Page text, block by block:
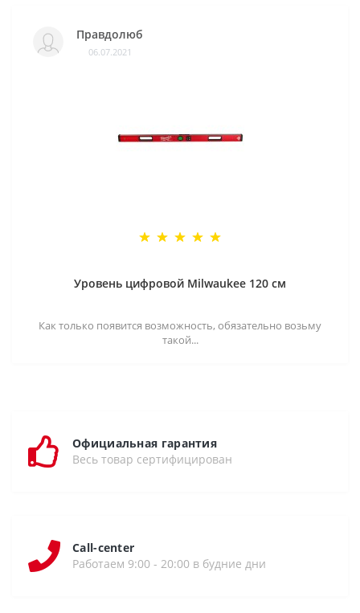
Правдолюб
06.07.2021
Уровень цифровой Milwaukee 120 см
Как только появится возможность, обязательно возьму
такой...
Официальная гарантия
Весь товар сертифицирован
Call-center
Работаем 9:00 - 20:00 в будние дни